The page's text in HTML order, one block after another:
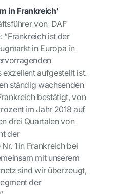
in Frankreich’
von DAF
“Frankreich ist der
in Europa in
exzellent aufgestellt ist.
ständig wachsenden
bestätigt, von
im Jahr 2018 auf
drei Quartalen von
der
1 in Frankreich bei
mit unserem
sind wir überzeugt,
der